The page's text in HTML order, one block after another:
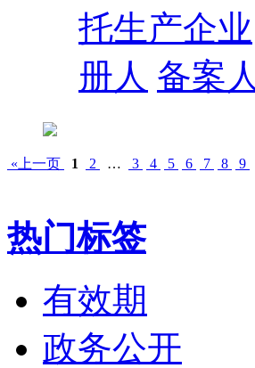
托生产企业
册人 备案人
«上一页 1 2 … 3 4 5 6 7 8 9
热门标签
有效期
政务公开